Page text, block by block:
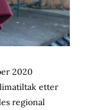
2020
etter
regional